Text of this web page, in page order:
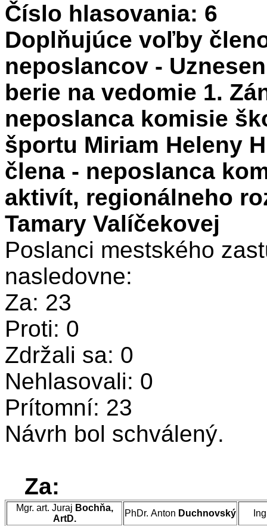
Číslo hlasovania: 6
Doplňujúce voľby
neposlancov -
berie na vedomie 1.
neposlanca komisie
športu Miriam Heleny
člena - neposlanca
aktivít, regionálneho
Tamary Valíčekovej
Poslanci mestského
nasledovne:
Za: 23
Proti: 0
Zdržali sa: 0
Nehlasovali: 0
Prítomní: 23
Návrh bol schválený.
Za:
Mgr. art. Juraj Bochňa,
ArtD.
PhDr. Anton Duchnovský